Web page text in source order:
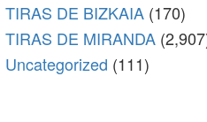
TIRAS DE BIZKAIA (170)
TIRAS DE MIRANDA
Uncategorized (111)